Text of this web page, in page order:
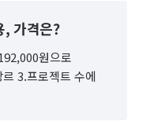
, 가격은?
원으로
3.프로젝트 수에